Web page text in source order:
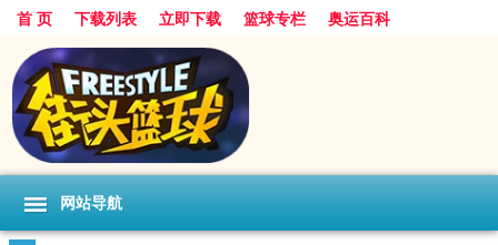
首 页 下载列表 立即下载 篮球专栏 奥运百科
网站导航